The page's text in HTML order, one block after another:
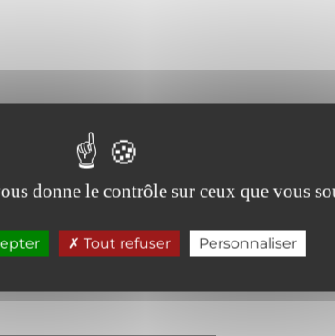
donne le contrôle sur ceux que vous
Tout refuser Personnaliser